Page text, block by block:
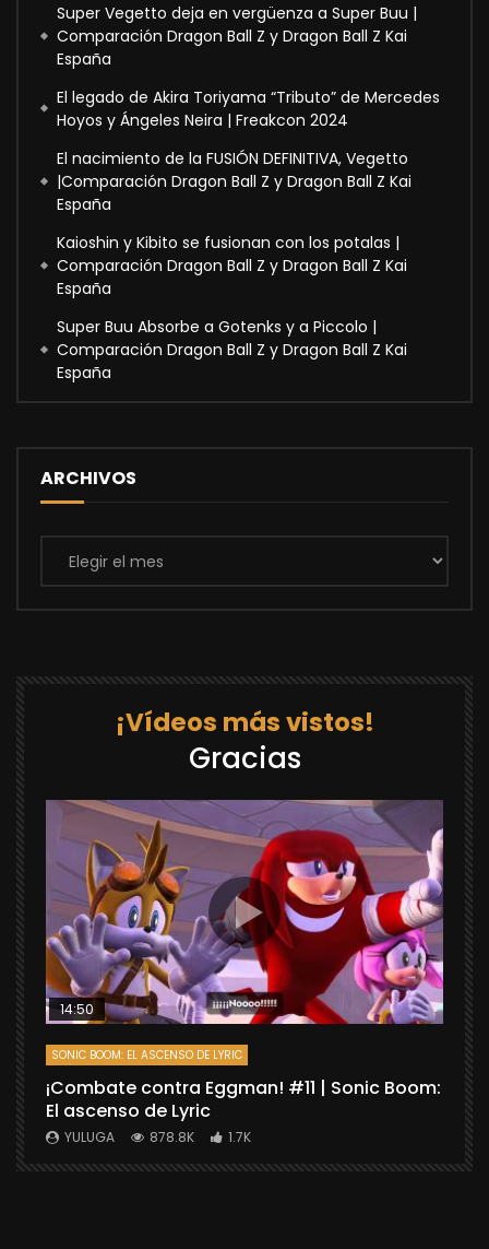
Super Vegetto deja en vergüenza a Super Buu |
Comparación Dragon Ball Z y Dragon Ball Z Kai
España
El legado de Akira Toriyama “Tributo” de Mercedes
Hoyos y Ángeles Neira | Freakcon 2024
El nacimiento de la FUSIÓN DEFINITIVA, Vegetto
|Comparación Dragon Ball Z y Dragon Ball Z Kai
España
Kaioshin y Kibito se fusionan con los potalas |
Comparación Dragon Ball Z y Dragon Ball Z Kai
España
Super Buu Absorbe a Gotenks y a Piccolo |
Comparación Dragon Ball Z y Dragon Ball Z Kai
España
ARCHIVOS
Archivos
¡Vídeos más vistos!
Gracias
14:50
SONIC BOOM: EL ASCENSO DE LYRIC
¡Combate contra Eggman! #11 | Sonic Boom:
El ascenso de Lyric
YULUGA 878.8K 1.7K